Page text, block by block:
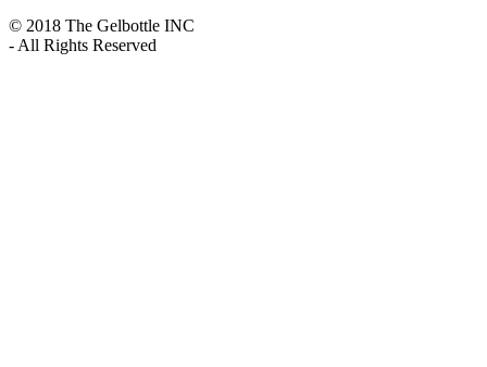
© 2018 The Gelbottle INC
- All Rights Reserved